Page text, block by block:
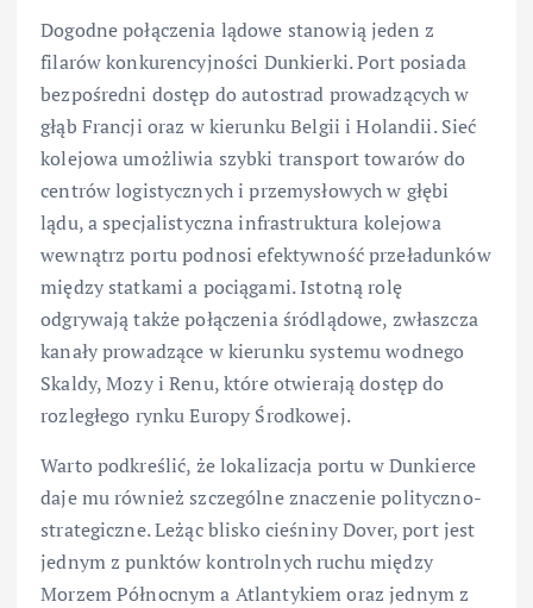
Dogodne połączenia lądowe stanowią jeden z
filarów konkurencyjności Dunkierki. Port posiada
bezpośredni dostęp do autostrad prowadzących w
głąb Francji oraz w kierunku Belgii i Holandii. Sieć
kolejowa umożliwia szybki transport towarów do
centrów logistycznych i przemysłowych w głębi
lądu, a specjalistyczna infrastruktura kolejowa
wewnątrz portu podnosi efektywność przeładunków
między statkami a pociągami. Istotną rolę
odgrywają także połączenia śródlądowe, zwłaszcza
kanały prowadzące w kierunku systemu wodnego
Skaldy, Mozy i Renu, które otwierają dostęp do
rozległego rynku Europy Środkowej.
Warto podkreślić, że lokalizacja portu w Dunkierce
daje mu również szczególne znaczenie polityczno-
strategiczne. Leżąc blisko cieśniny Dover, port jest
jednym z punktów kontrolnych ruchu między
Morzem Północnym a Atlantykiem oraz jednym z